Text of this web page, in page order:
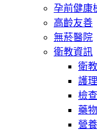
孕前健康
高齡友善
無菸醫院
衛教資訊
衛
護
檢
藥
營